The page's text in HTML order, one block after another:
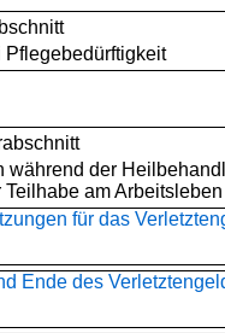
Pflegebedürftigkeit
während der
Teilhabe am Arbeitsleben
für das
Ende des